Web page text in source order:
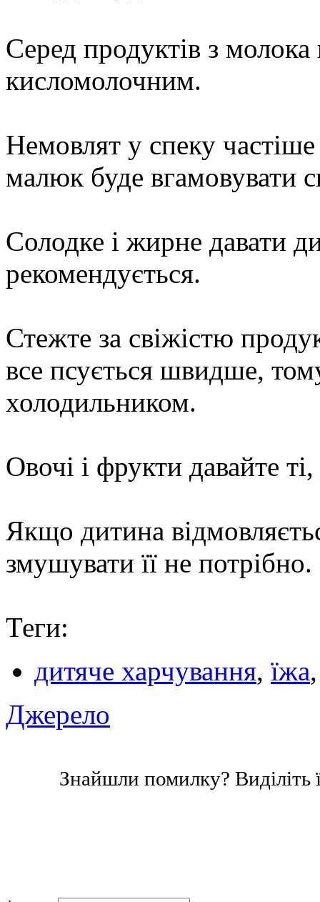
Серед продуктів з молока
кисломолочним.
Немовлят у спеку
малюк буде вгамовувати
Солодке і жирне давати
рекомендується.
Стежте за свіжістю
все псується швидше,
холодильником.
Овочі і фрукти давайте
Якщо дитина
змушувати її не
Теги:
дитяче харчування, їжа
Джерело
Знайшли помилку? Виділіть